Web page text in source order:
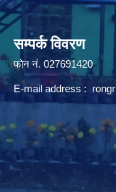
सम्पर्क विवरण
फोन न‌ं. 027691420
E-mail address :